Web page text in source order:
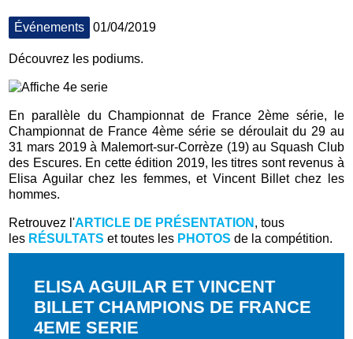
Événements 01/04/2019
Découvrez les podiums.
En parallèle du Championnat de France 2ème série, le
Championnat de France 4ème série se déroulait du 29 au
31 mars 2019 à Malemort-sur-Corrèze (19) au Squash Club
des Escures. En cette édition 2019, les titres sont revenus à
Elisa Aguilar chez les femmes, et Vincent Billet chez les
hommes.
Retrouvez l'ARTICLE DE PRÉSENTATION , tous
les RÉSULTATS et toutes les PHOTOS de la compétition.
ELISA AGUILAR ET VINCENT
BILLET CHAMPIONS DE FRANCE
4EME SERIE